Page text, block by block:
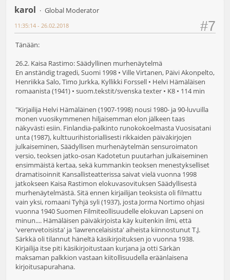
karol Global Moderator
#7
11:35:14 - 26.02.2018
Tänään:
26.2. Kaisa Rastimo: Säädyllinen murhenäytelmä
En anständig tragedi, Suomi 1998 • Ville Virtanen, Päivi Akonpelto,
Henriikka Salo, Timo Jurkka, Kyllikki Forssell • Helvi Hämäläisen
romaanista (1941) • suom.tekstit/svenska texter • K8 • 114 min
"Kirjailija Helvi Hämäläinen (1907-1998) nousi 1980- ja 90-luvuilla
monen vuosikymmenen hiljaisemman elon jälkeen taas
näkyvästi esiin. Finlandia-palkinto runokokoelmasta Vuosisatani
unta (1987), kulttuurihistoriallisesti rikkaiden päiväkirjojen
julkaiseminen, Säädyllisen murhenäytelmän sensuroimaton
versio, teoksen jatko-osan Kadotetun puutarhan julkaiseminen
ensimmäistä kertaa, sekä kummankin teoksen menestykselliset
dramatisoinnit Kansallisteatterissa saivat vielä vuonna 1998
jatkokseen Kaisa Rastimon elokuvasovituksen Säädyllisestä
murhenäytelmästä. Sitä ennen kirjailijan teoksista oli filmattu
vain yksi, romaani Tyhjä syli (1937), josta Jorma Nortimo ohjasi
vuonna 1940 Suomen Filmiteollisuudelle elokuvan Lapseni on
minun.... Hämäläisen päiväkirjoista käy kuitenkin ilmi, että
'verenvetoisista' ja 'lawrencelaisista' aiheista kiinnostunut T.J.
Särkkä oli tilannut häneltä käsikirjoituksen jo vuonna 1938.
Kirjailija itse piti käsikirjoitustaan kurjana ja otti Särkän
maksaman palkkion vastaan kiitollisuudella eräänlaisena
kirjoitusapurahana.